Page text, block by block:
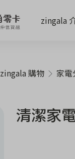
zingala
zingala 購物 家電
清潔家